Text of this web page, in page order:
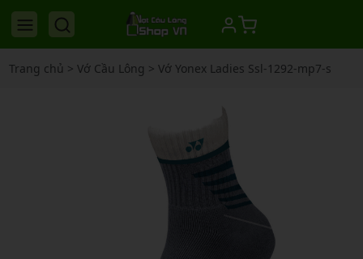
Trang chủ > Vớ Cầu Lông > Vớ Yonex Ladies Ssl-1292-mp7-s